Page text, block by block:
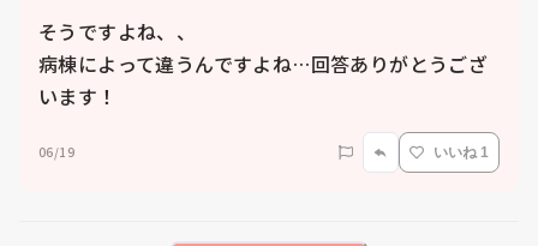
そうですよね、、
病棟によって違うんですよね…回答ありがとうござ
います！
06/19 いいね 1